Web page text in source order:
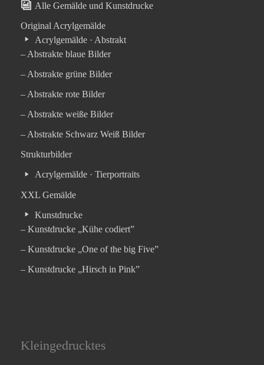
Alle Gemälde und Kunstdrucke
Original Acrylgemälde
Acrylgemälde · Abstrakt
– Abstrakte blaue Bilder
– Abstrakte grüne Bilder
– Abstrakte rote Bilder
– Abstrakte weiße Bilder
– Abstrakte Schwarz Weiß Bilder
Strukturbilder
Acrylgemälde · Tierportraits
XXL Gemälde
Kunstdrucke
– Kunstdrucke „Kühe codiert”
– Kunstdrucke „One of the big Five”
– Kunstdrucke „Hirsch in Pink”
Kleingedrucktes